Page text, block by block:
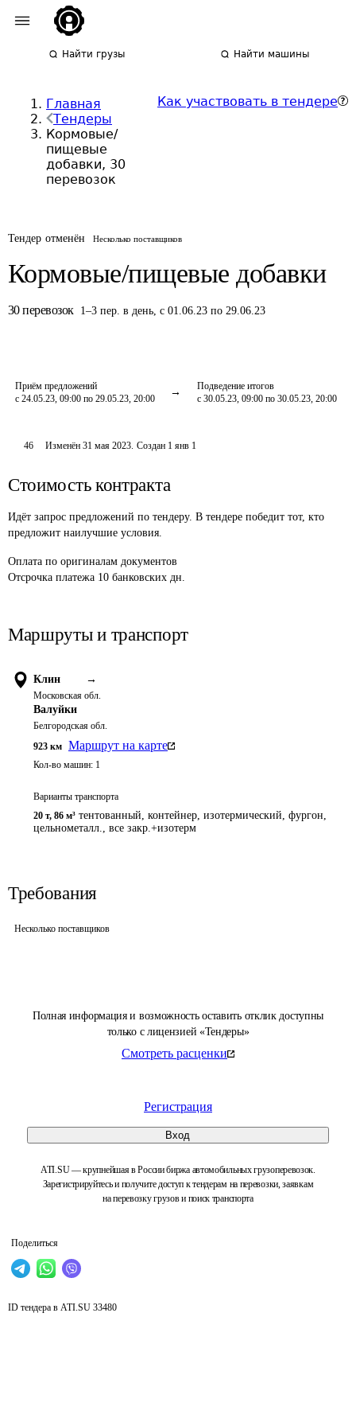
Найти грузы Найти машины
Главная
Тендеры
Кормовые/
пищевые
добавки, 30
перевозок
Как участвовать в тендере
Тендер отменён Несколько поставщиков
Кормовые/пищевые добавки
30 перевозок 1–3 пер. в день, с 01.06.23 по 29.06.23
Приём предложений
с 24.05.23, 09:00 по 29.05.23, 20:00
Подведение итогов
с 30.05.23, 09:00 по 30.05.23, 20:00
Полная информация и возможность оставить отклик доступны
только с лицензией «Тендеры»
Смотреть расценки
Регистрация
Вход
ATI.SU — крупнейшая в России биржа автомобильных грузоперевозок.
Зарегистрируйтесь и получите доступ к тендерам на перевозки, заявкам
на перевозку грузов и поиск транспорта
Поделиться
46 Изменён31 мая 2023. Создан 1 янв 1
Стоимость контракта
Идёт запрос предложений по тендеру. В тендере победит тот, кто
предложит наилучшие условия.
Оплата по оригиналам документов
Отсрочка платежа 10 банковских дн.
Маршруты и транспорт
Клин →
Московская обл.
Валуйки
Белгородская обл.
923 км Маршрут на карте
Кол-во машин: 1
Варианты транспорта
20 т, 86 м³ тентованный, контейнер, изотермический, фургон,
цельнометалл., все закр.+изотерм
Требования
Несколько поставщиков
ID тендера в ATI.SU 33480